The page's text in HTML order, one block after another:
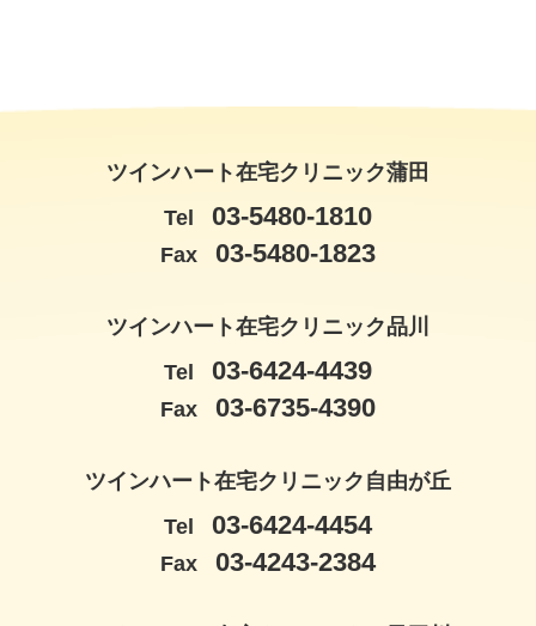
ツインハート在宅クリニック蒲田
Tel
03-5480-1810
Fax 03-5480-1823
ツインハート在宅クリニック品川
Tel
03-6424-4439
Fax 03-6735-4390
ツインハート在宅クリニック自由が丘
Tel
03-6424-4454
Fax 03-4243-2384